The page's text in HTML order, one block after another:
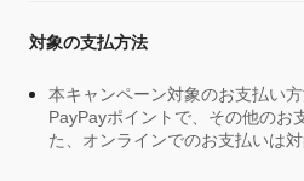
対象の支払方法
本キャンペーン対象のお支払い
PayPayポイントで、その他のお
た、オンラインでのお支払いは対